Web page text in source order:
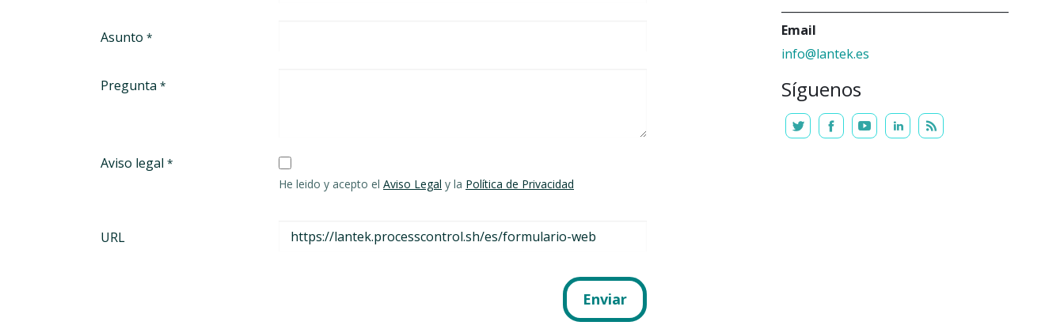
Email
info@lantek.es
Síguenos